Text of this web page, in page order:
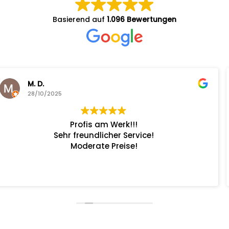
Basierend auf 1.096 Bewertungen
Servicetermin, von der
Fahrzeugabholung alles